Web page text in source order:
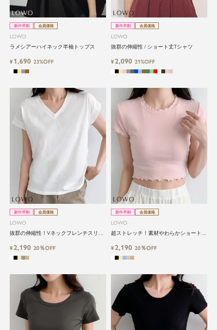
新作早割 会員価格
LOWO
ラメシアーハイネック半袖トップス
¥ 1,690 23%OFF
新作早割 会員価格
LOWO
抜群の伸縮性 / ショート丈Tシャツ
¥2,090 21%OFF
新作早割 会員価格
LOWO
抜群の伸縮性！Vネックフレンチスリー
¥2,190 20％OFF
新作早割 会員価格
LOWO
超ストレッチ！素材やわらかショート丈
¥2,190 20％OFF